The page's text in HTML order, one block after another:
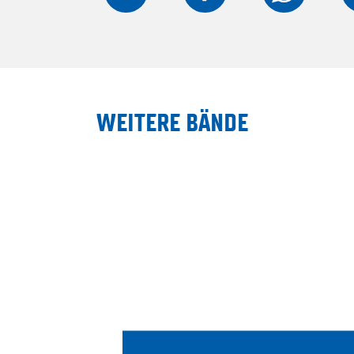
WEITERE BÄNDE